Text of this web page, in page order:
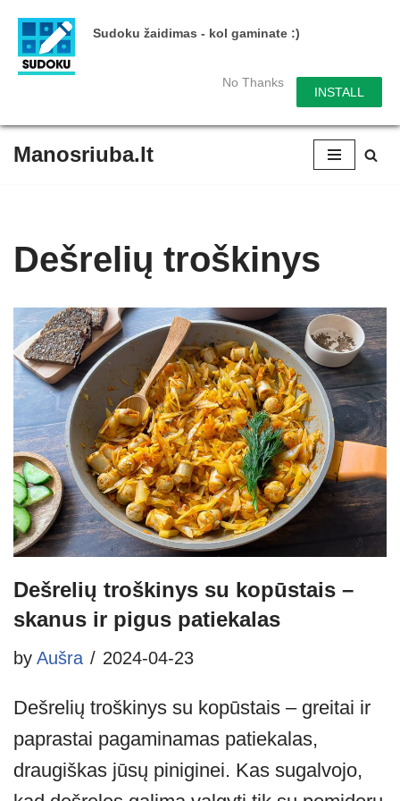
Sudoku žaidimas - kol gaminate :)
No Thanks
INSTALL
content
Manosriuba.lt
Dešrelių troškinys
Dešrelių troškinys su kopūstais –
skanus ir pigus patiekalas
by Aušra 2024-04-23
Dešrelių troškinys su kopūstais – greitai ir
paprastai pagaminamas patiekalas,
draugiškas jūsų piniginei. Kas sugalvojo,